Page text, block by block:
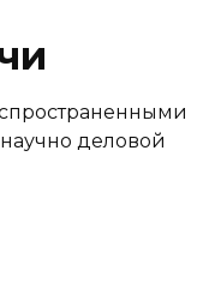
деловой